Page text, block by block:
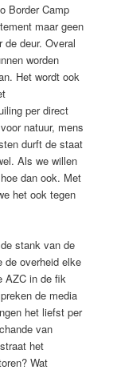
Border Camp
maar geen
de deur. Overal
worden
Het wordt ook
per direct
natuur, mens
durft de staat
Als we willen
dan ook. Met
het ook tegen
stank van de
de overheid elke
AZC in de fik
de media
het liefst per
van
het
Wat